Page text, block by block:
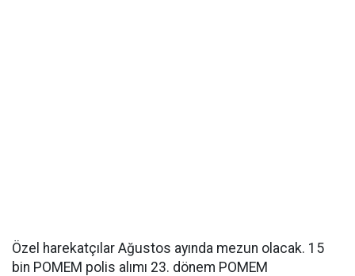
Özel harekatçılar Ağustos ayında mezun olacak. 15
bin POMEM polis alımı 23. dönem POMEM